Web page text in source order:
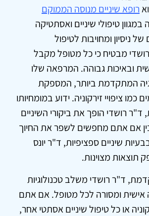
רופא שיניים מנוסה הממוקם
טיפולי שיניים ואסתטיקה
ניסיון ומחויבות לטיפול
מבטיח כי כל מטופל מקבל
ובאיכות גבוהה. המרפאה שלו
המתקדמת ביותר, המספקת
ציפויי זירקוניה. ידוע במומחיותו
ד"ר רושדי הופך את ביקורי השיניים
בין אם אתם מחפשים לשפר את החיוך
שיניים ספציפיות, ד"ר יונס
תוצאות מצוינות.
ד"ר רושדי משלב טכנולוגיות
אישית ומסורה לכל מטופל. אם אתם
או כל טיפול שיניים אסתטי אחר,